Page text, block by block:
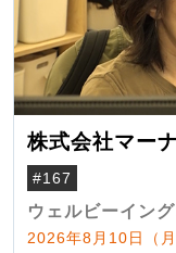
株式会社マー
#167
ウェルビーイン
2026年8月10日（